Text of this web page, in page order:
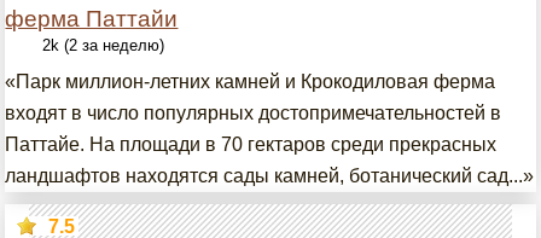
ферма Паттайи
2k (2 за неделю)
«Парк миллион-летних камней и Крокодиловая ферма
входят в число популярных достопримечательностей в
Паттайе. На площади в 70 гектаров среди прекрасных
ландшафтов находятся сады камней, ботанический сад...»
7.5